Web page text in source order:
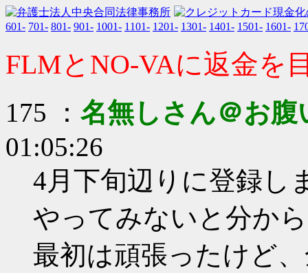
601- 701- 801- 901- 1001- 1101- 1201- 1301- 1401- 1501- 1601-
FLMとNO-VAに返金を
175 ： 名無しさん＠お腹
01:05:26
4月下旬辺りに登録し
やってみないと分か
最初は頑張ったけど